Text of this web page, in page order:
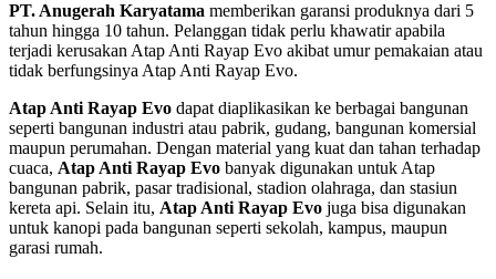
PT. Anugerah Karyatama memberikan garansi produknya dari 5
tahun hingga 10 tahun. Pelanggan tidak perlu khawatir apabila
terjadi kerusakan Atap Anti Rayap Evo akibat umur pemakaian atau
tidak berfungsinya Atap Anti Rayap Evo.
Atap Anti Rayap Evo dapat diaplikasikan ke berbagai bangunan
seperti bangunan industri atau pabrik, gudang, bangunan komersial
maupun perumahan. Dengan material yang kuat dan tahan terhadap
cuaca, Atap Anti Rayap Evo banyak digunakan untuk Atap
bangunan pabrik, pasar tradisional, stadion olahraga, dan stasiun
kereta api. Selain itu, Atap Anti Rayap Evo juga bisa digunakan
untuk kanopi pada bangunan seperti sekolah, kampus, maupun
garasi rumah.